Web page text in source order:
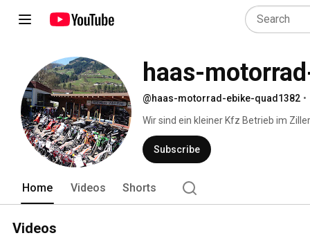
haas-
@haas-motorrad-ebike-quad1382 •
Wir sind ein kleiner Kfz Betrieb im
,Enduro ,Moped im Programm.
Subscribe
Home Videos Shorts
Videos